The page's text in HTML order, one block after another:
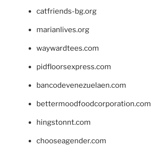
catfriends-bg.org
marianlives.org
waywardtees.com
pidfloorsexpress.com
bancodevenezuelaen.com
bettermoodfoodcorporation.com
hingstonnt.com
chooseagender.com